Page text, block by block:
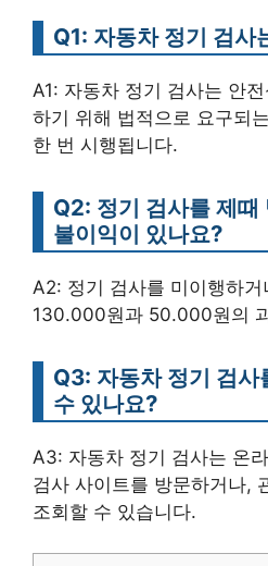
Q1: 자동차 정기 검사
A1: 자동차 정기 검사는 안
하기 위해 법적으로 요구되
한 번 시행됩니다.
Q2: 정기 검사를 제때
불이익이 있나요?
A2: 정기 검사를 미이행하
130.000원과 50.000원의
Q3: 자동차 정기 검사
수 있나요?
A3: 자동차 정기 검사는 온
검사 사이트를 방문하거나,
조회할 수 있습니다.